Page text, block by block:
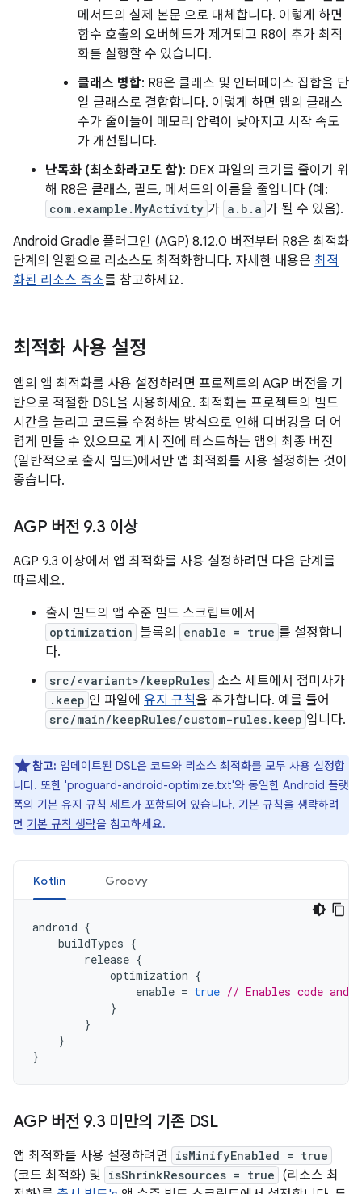
메서드의 실제 본문 으로 대체합니다. 이렇게 하면
함수 호출의 오버헤드가 제거되고 R8이 추가 최적
화를 실행할 수 있습니다.
클래스 병합: R8은 클래스 및 인터페이스 집합을 단
일 클래스로 결합합니다. 이렇게 하면 앱의 클래스
수가 줄어들어 메모리 압력이 낮아지고 시작 속도
가 개선됩니다.
난독화 (최소화라고도 함): DEX 파일의 크기를 줄이기 위
해 R8은 클래스, 필드, 메서드의 이름을 줄입니다 (예:
com.example.MyActivity 가 a.b.a 가 될 수 있음).
Android Gradle 플러그인 (AGP) 8.12.0 버전부터 R8은 최적화
단계의 일환으로 리소스도 최적화합니다. 자세한 내용은 최적
화된 리소스 축소를 참고하세요.
최적화 사용 설정
앱의 앱 최적화를 사용 설정하려면 프로젝트의 AGP 버전을 기
반으로 적절한 DSL을 사용하세요. 최적화는 프로젝트의 빌드
시간을 늘리고 코드를 수정하는 방식으로 인해 디버깅을 더 어
렵게 만들 수 있으므로 게시 전에 테스트하는 앱의 최종 버전
(일반적으로 출시 빌드)에서만 앱 최적화를 사용 설정하는 것이
좋습니다.
AGP 버전 9.3 이상
AGP 9.3 이상에서 앱 최적화를 사용 설정하려면 다음 단계를
따르세요.
출시 빌드의 앱 수준 빌드 스크립트에서
optimization 블록의 enable = true 를 설정합니
다.
src/<variant>/keepRules 소스 세트에서 접미사가
.keep 인 파일에 유지 규칙을 추가합니다. 예를 들어
src/main/keepRules/custom-rules.keep 입니다.
참고: 업데이트된 DSL은 코드와 리소스 최적화를 모두 사용 설정합
니다. 또한 'proguard-android-optimize.txt'와 동일한 Android 플랫
폼의 기본 유지 규칙 세트가 포함되어 있습니다. 기본 규칙을 생략하려
면 기본 규칙 생략을 참고하세요.
Kotlin Groovy
android {
buildTypes {
release {
optimization {
enable = true // Enables code and
}
}
}
}
AGP 버전 9.3 미만의 기존 DSL
앱 최적화를 사용 설정하려면 isMinifyEnabled = true
(코드 최적화) 및 isShrinkResources = true (리소스 최